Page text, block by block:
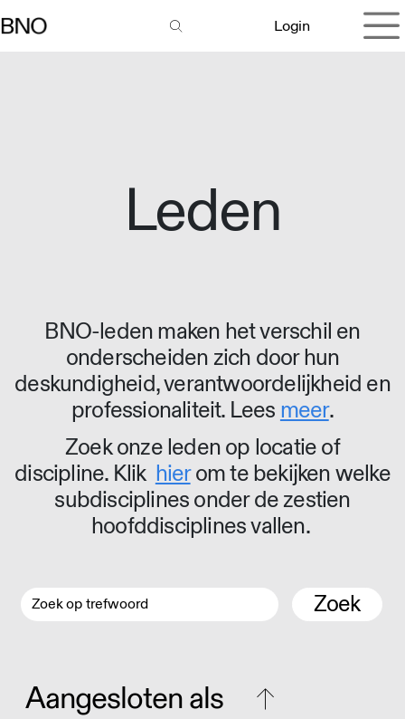
Login
Leden
BNO-leden maken het verschil en
onderscheiden zich door hun
deskundigheid, verantwoordelijkheid en
professionaliteit. Lees meer.
Zoek onze leden op locatie of
discipline. Klik hierom te bekijken welke
subdisciplines onder de zestien
hoofddisciplines vallen.
Zoek
Aangesloten als